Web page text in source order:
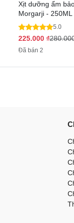
Xịt dưỡng ẩm
Morgarji - 250ML
5.0
225.000 ₫
Đã bán 2